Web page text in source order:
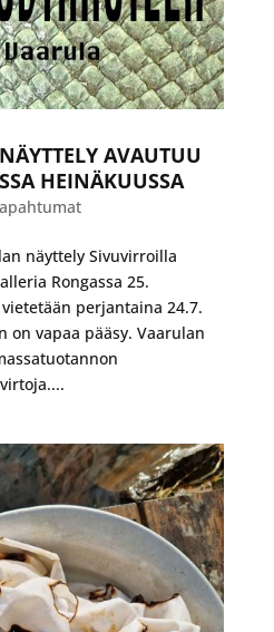
AVAUTUU
HEINÄKUUSSA
näyttely Sivuvirroilla
Rongassa 25.
perjantaina 24.7.
on vapaa pääsy. Vaarulan